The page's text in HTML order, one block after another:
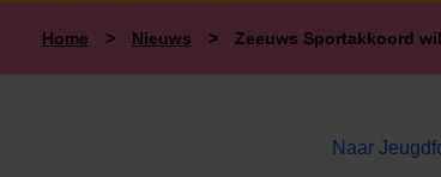
Home > Nieuws > Zeeuws Sportakkoord
Naar